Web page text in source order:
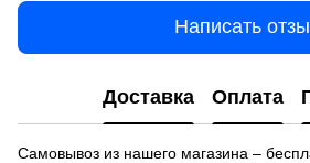
Написать
Доставка Оплата
Самовывоз из нашего магазина –